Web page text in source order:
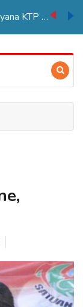
Kadisdukcapil Merauke Tegaskan Pelayana KTP Sesuai SOP